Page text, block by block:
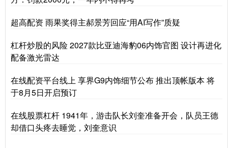
超高配资 雨果奖得主郝景芳回应“用AI写作”质疑
杠杆炒股的风险 2027款比亚迪海豹06内饰官图 设计再进化
配备激光雷达
在线配资平台线上 享界G9内饰细节公布 推出顶帐版本 将
于8月5日开启预订
在线股票杠杆 1941年，游击队长刘奎准备开会，队员王德
却借口头疼去睡觉，刘奎意识